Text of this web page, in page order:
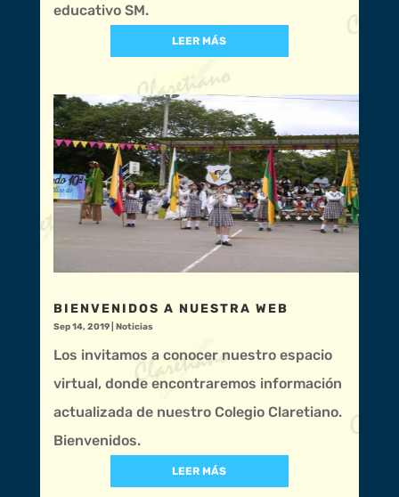
educativo SM.
LEER MÁS
BIENVENIDOS A NUESTRA WEB
Sep 14, 2019| Noticias
Los invitamos a conocer nuestro espacio
virtual, donde encontraremos información
actualizada de nuestro Colegio Claretiano.
Bienvenidos.
LEER MÁS